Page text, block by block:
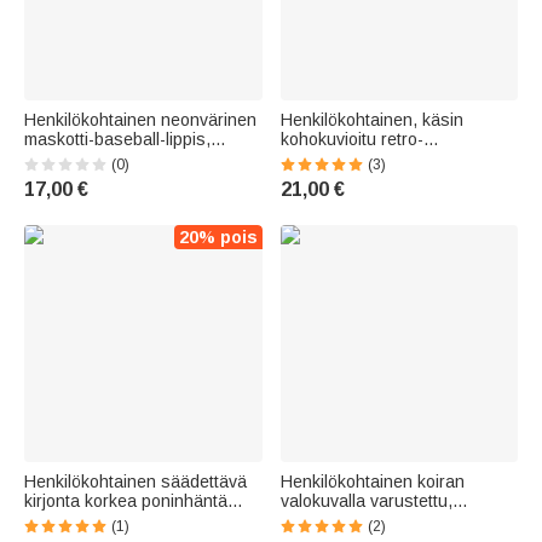
Henkilökohtainen neonvärinen
maskotti-baseball-lippis,
hengittävää verkkokangasta,
nimellä varustettu –
syntymäpäivä- tai joukkue-
(0)
17,00 €
Henkilökohtainen, käsin
kohokuvioitu retro-
kukkakuvioinen PU-nahkainen
magneettinen hattuteline
karabiinilla – päivittäiseen
syntymäpäivälahjaksi ulkoilun
(3)
21,00 €
20% pois
Henkilökohtainen säädettävä
kirjonta korkea poninhäntä
Cap lahja hänelle
(1)
Henkilökohtainen koiran
valokuvalla varustettu,
säädettävä, 100 %
(2)